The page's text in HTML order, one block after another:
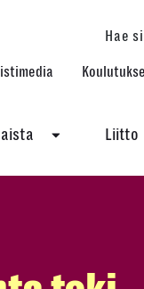
Hae
Liitto